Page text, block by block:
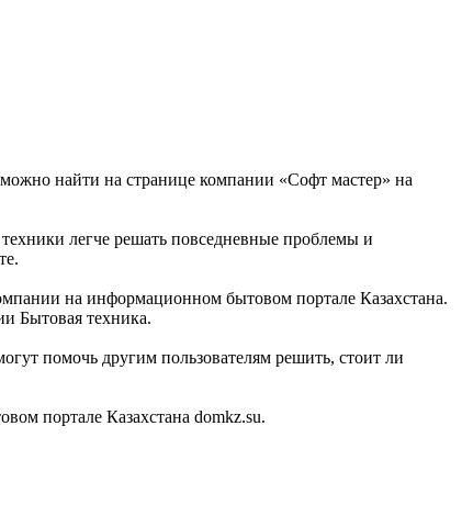
найти на странице компании «Софт мастер» на
легче решать повседневные проблемы и
на информационном бытовом портале Казахстана.
Бытовая техника.
помочь другим пользователям решить, стоит ли
портале Казахстана domkz.su.